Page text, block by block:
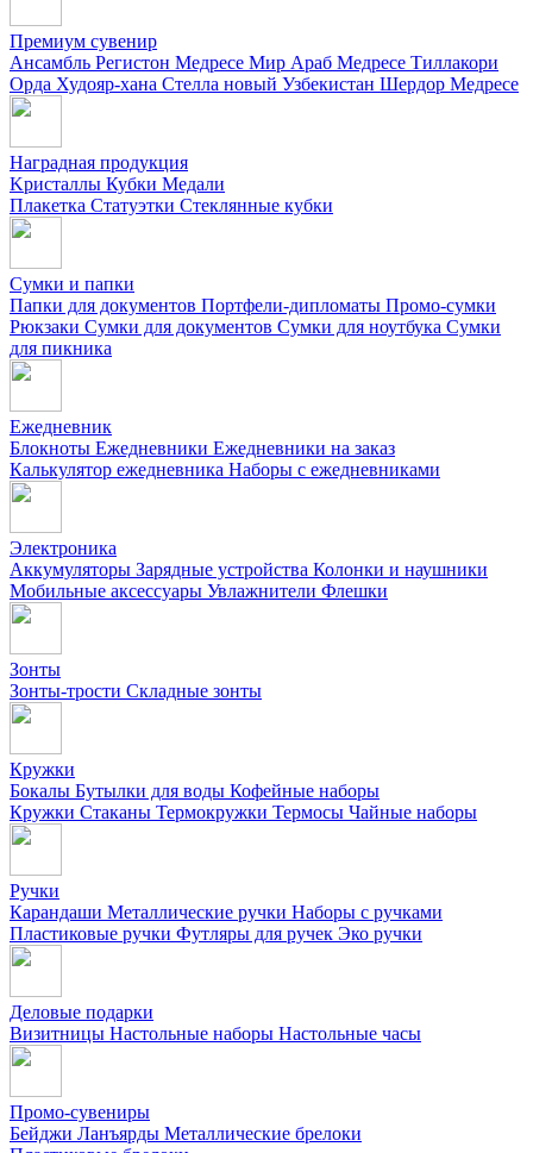
Премиум сувенир
Ансамбль Регистон Медресе Мир Араб Медресе Тиллакори
Орда Худояр-хана Стелла новый Узбекистан Шердор Медресе
Наградная продукция
Kристаллы Кубки Медали
Плакетка Статуэтки Стеклянные кубки
Сумки и папки
Папки для документов Портфели-дипломаты Промо-сумки
Рюкзаки Сумки для документов Сумки для ноутбука Сумки
для пикника
Ежедневник
Блокноты Ежедневники Ежедневники на заказ
Калькулятор ежедневника Наборы с ежедневниками
Электроника
Аккумуляторы Зарядные устройства Колонки и наушники
Мобильные аксессуары Увлажнители Флешки
Зонты
Зонты-трости Складные зонты
Кружки
Бокалы Бутылки для воды Кофейные наборы
Кружки Стаканы Термокружки Термосы Чайные наборы
Ручки
Карандаши Металлические ручки Наборы с ручками
Пластиковые ручки Футляры для ручек Эко ручки
Деловые подарки
Визитницы Настольные наборы Настольные часы
Промо-сувениры
Бейджи Ланъярды Металлические брелоки